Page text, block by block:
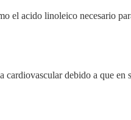
el acido linoleico necesario
cardiovascular debido a que